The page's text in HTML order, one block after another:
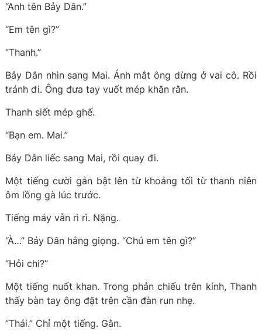
“Anh tên Bảy Dân.”
“Em tên gì?”
“Thanh.”
Bảy Dân nhìn sang Mai. Ánh mắt ông dừng ở vai cô. Rồi
tránh đi. Ông đưa tay vuốt mép khăn rằn.
Thanh siết mép ghế.
“Bạn em. Mai.”
Bảy Dân liếc sang Mai, rồi quay đi.
Một tiếng cười gằn bật lên từ khoảng tối từ thanh niên
ôm lồng gà lúc trước.
Tiếng máy vẫn rì rì. Nặng.
“À…” Bảy Dân hắng giọng. “Chú em tên gì?”
“Hỏi chi?”
Một tiếng nuốt khan. Trong phản chiếu trên kính, Thanh
thấy bàn tay ông đặt trên cần đàn run nhẹ.
“Thái.” Chỉ một tiếng. Gằn.